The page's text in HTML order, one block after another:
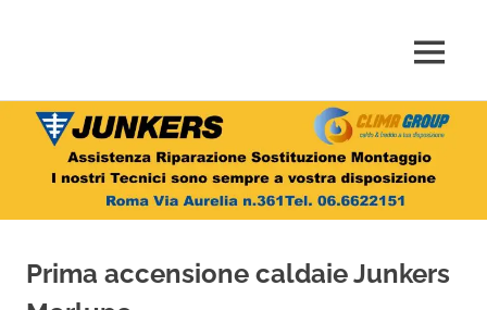
Salta
contenuto
Riparazione,
Sostituzione,
Installazione
di
Junkers
MENU
Prima accensione caldaie Junkers